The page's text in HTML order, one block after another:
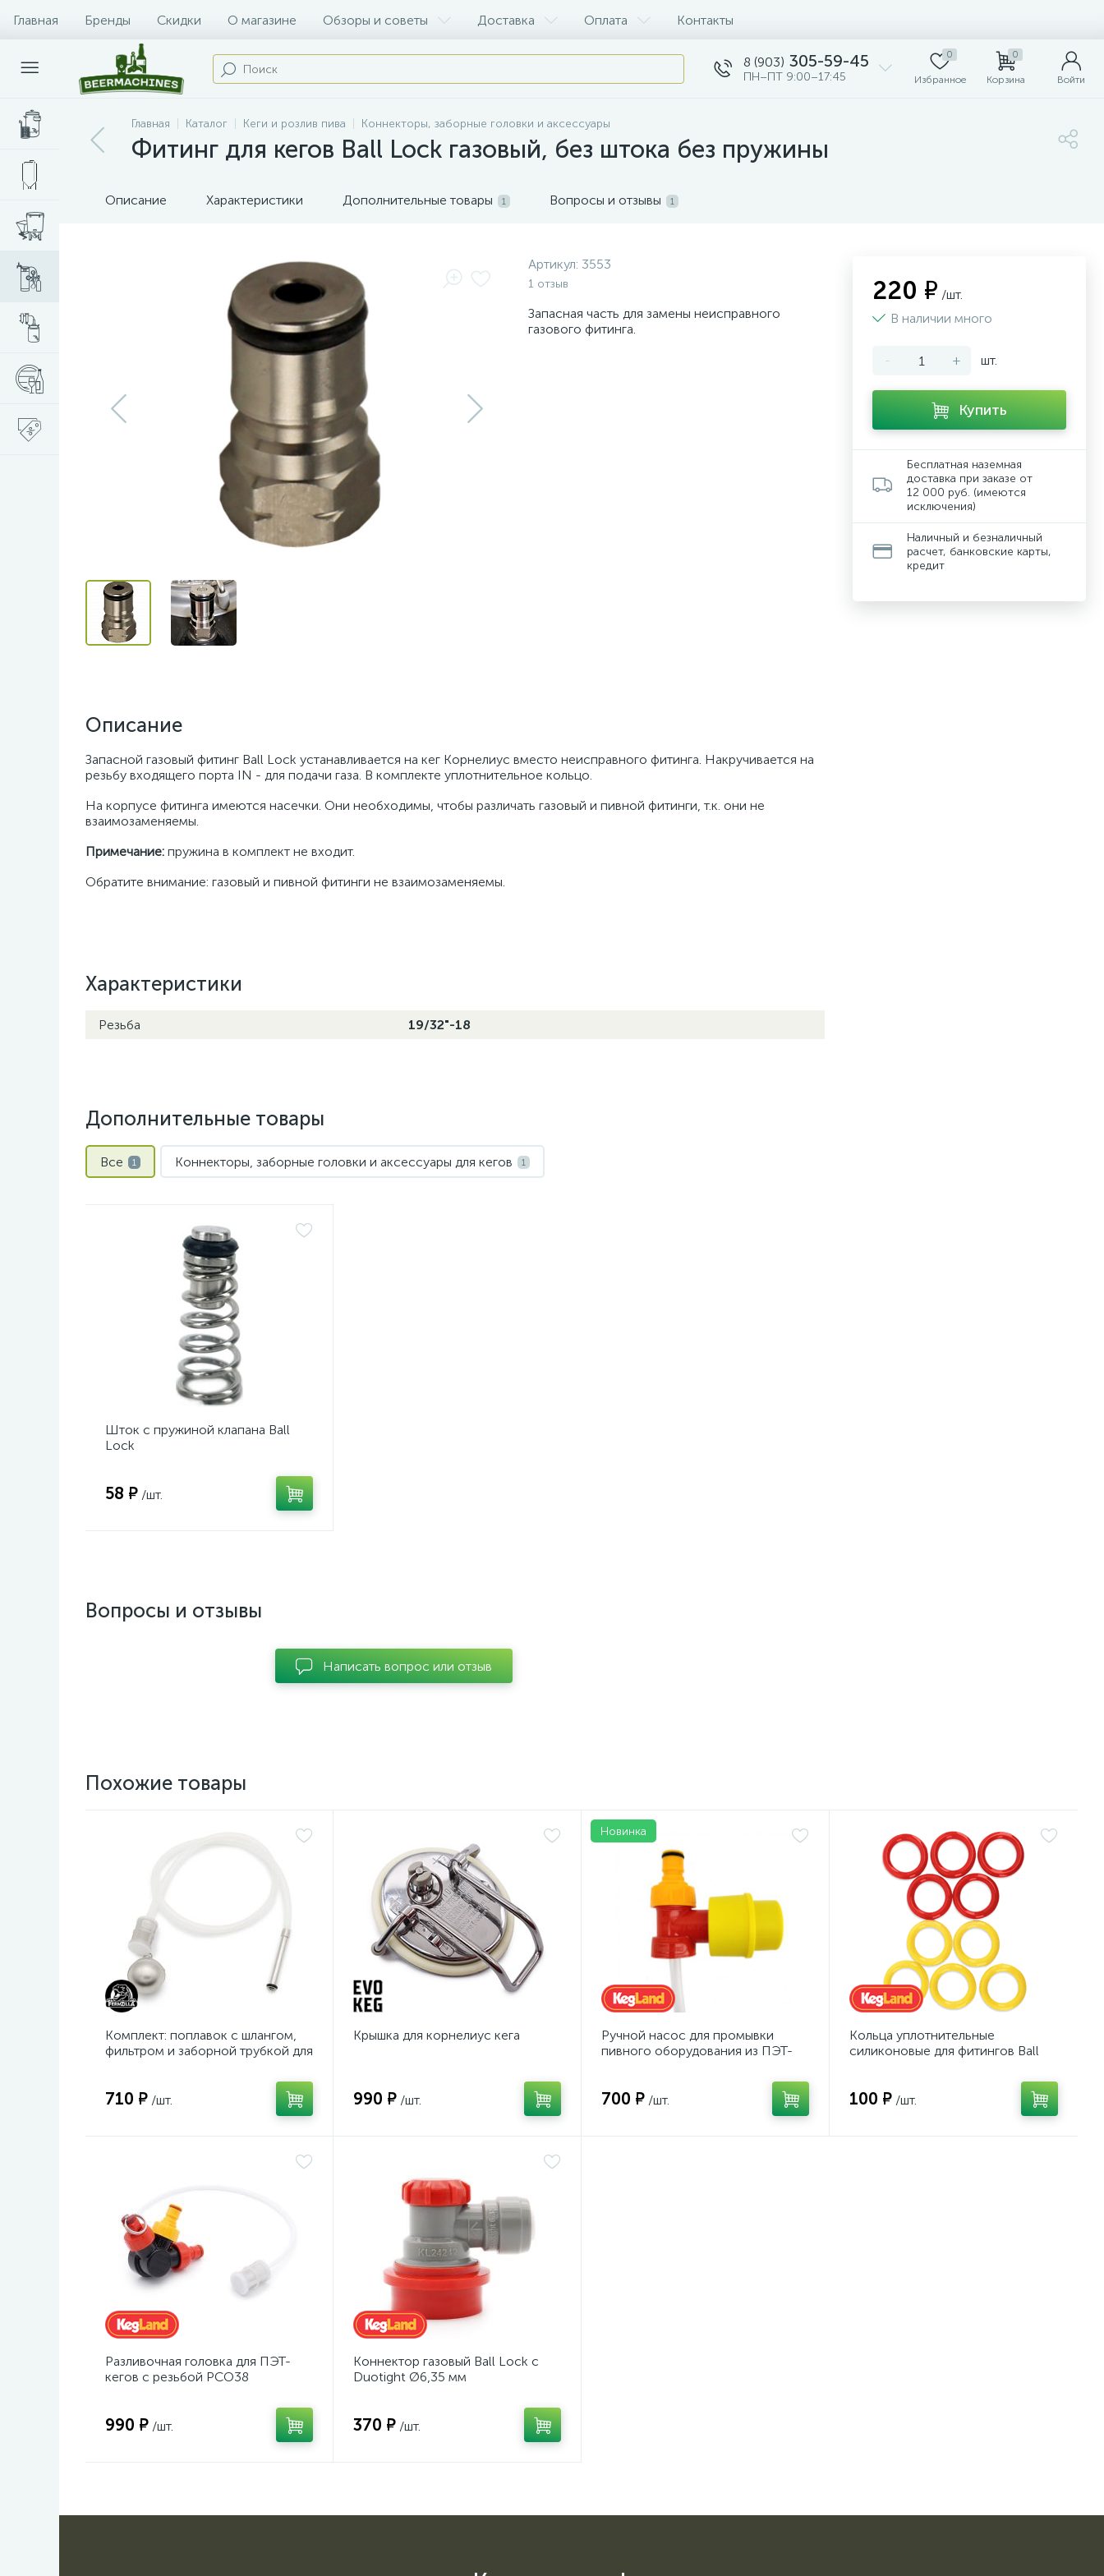
Главная Бренды Скидки О магазине Обзоры и советы Доставка Оплата Контакты
8 (903) 305-59-45
ПН–ПТ 9:00–17:45
0
Избранное
0
Корзина Войти
Главная Каталог Кеги и розлив пива Коннекторы, заборные головки и аксессуары
Фитинг для кегов Ball Lock газовый, без штока без пружины
Описание Характеристики Дополнительные товары 1 Вопросы и отзывы 1
Артикул: 3553
1 отзыв
Запасная часть для замены неисправного
газового фитинга.
Описание
Запасной газовый фитинг Ball Lock устанавливается на кег Корнелиус вместо неисправного фитинга. Накручивается на
резьбу входящего порта IN - для подачи газа. В комплекте уплотнительное кольцо.
На корпусе фитинга имеются насечки. Они необходимы, чтобы различать газовый и пивной фитинги, т.к. они не
взаимозаменяемы.
Примечание: пружина в комплект не входит.
Обратите внимание: газовый и пивной фитинги не взаимозаменяемы.
Характеристики
Резьба 19/32"-18
220 ₽ /шт.
В наличии много
- + шт.
Купить
Бесплатная наземная
доставка при заказе от
12 000 руб. (имеются
исключения)
Наличный и безналичный
расчет, банковские карты,
кредит
Дополнительные товары
Все 1 Коннекторы, заборные головки и аксессуары для кегов 1
Шток с пружиной клапана Ball
Lock
58 ₽ /шт.
Вопросы и отзывы
Написать вопрос или отзыв
Похожие товары
Комплект: поплавок с шлангом,
фильтром и заборной трубкой для
710 ₽ /шт.
Крышка для корнелиус кега
990 ₽ /шт.
Новинка
Ручной насос для промывки
пивного оборудования из ПЭТ-
700 ₽ /шт.
Кольца уплотнительные
силиконовые для фитингов Ball
100 ₽ /шт.
Разливочная головка для ПЭТ-
кегов с резьбой PCO38
990 ₽ /шт.
Коннектор газовый Ball Lock с
Duotight Ø6,35 мм
370 ₽ /шт.